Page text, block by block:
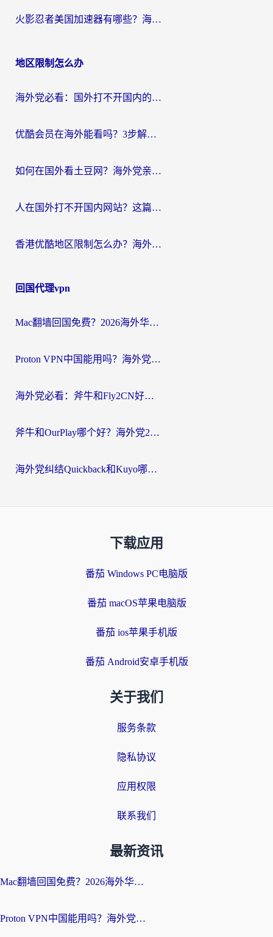
火影忍者美国加速器有哪些？海外党亲测的国服游戏加速全攻略（含菲律宾玩三国之刃守望黎明技巧）
地区限制怎么办
海外党必看：国外打不开国内的app怎么办？3步解决你的乡愁
优酷会员在海外能看吗？3步解决海外追剧难题，附实测好用加速器推荐
如何在国外看土豆网？海外党亲测有效的追剧加速器选择指南
人在国外打不开国内网站？这篇攻略帮你无缝解锁国内资源（附交管12123使用技巧）
香港优酷地区限制怎么办？海外党亲测有效的追剧解决方案
回国代理vpn
Mac翻墙回国免费？2026海外华人亲测：从CCTV5直播到国内APP，这样选加速器才靠谱
Proton VPN中国能用吗？海外党选回国加速器的避坑指南（附番茄加速器实测）
海外党必看：斧牛和Fly2CN好用吗？3招教你选对回国加速器（附免费试用攻略）
斧牛和OurPlay哪个好？海外党2026亲测：选对加速器，国内资源秒加载
海外党纠结Quickback和Kuyo哪个好？选对回国加速器才能无缝刷国内资源
下载应用
番茄 Windows PC电脑版
番茄 macOS苹果电脑版
番茄 ios苹果手机版
番茄 Android安卓手机版
关于我们
服务条款
隐私协议
应用权限
联系我们
最新资讯
Mac翻墙回国免费？2026海外华人亲测：从CCTV5直播到国内APP，这样选加速器才靠谱
Proton VPN中国能用吗？海外党选回国加速器的避坑指南（附番茄加速器实测）